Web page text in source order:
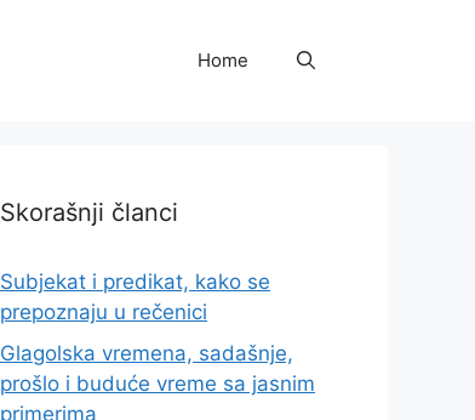
Home
Skorašnji članci
Subjekat i predikat, kako se
prepoznaju u rečenici
Glagolska vremena, sadašnje,
prošlo i buduće vreme sa jasnim
primerima